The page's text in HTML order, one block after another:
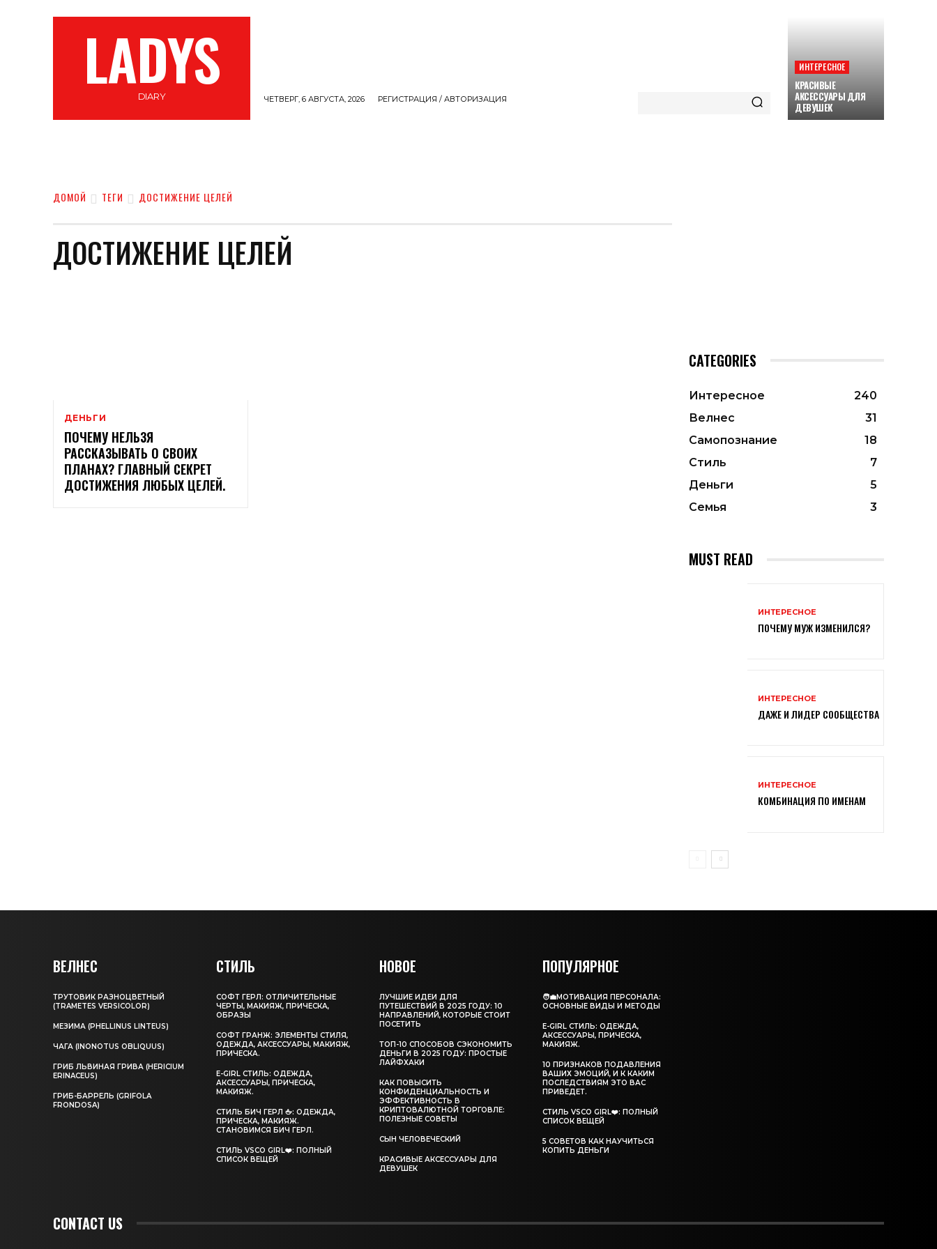
LADYS
DIARY ЧЕТВЕРГ, 6 АВГУСТА, 2026 РЕГИСТРАЦИЯ / АВТОРИЗАЦИЯ
ИНТЕРЕСНОЕ
КРАСИВЫЕ
АКСЕССУАРЫ ДЛЯ
ДЕВУШЕК
ДОМОЙ ТЕГИ ДОСТИЖЕНИЕ ЦЕЛЕЙ
ДОСТИЖЕНИЕ ЦЕЛЕЙ
ДЕНЬГИ
ПОЧЕМУ НЕЛЬЗЯ
РАССКАЗЫВАТЬ О СВОИХ
ПЛАНАХ? ГЛАВНЫЙ СЕКРЕТ
ДОСТИЖЕНИЯ ЛЮБЫХ ЦЕЛЕЙ.
CATEGORIES
Интересное
240
Велнес
31
Самопознание
18
Стиль
7
Деньги
5
Семья
3
MUST READ
ИНТЕРЕСНОЕ
ПОЧЕМУ МУЖ ИЗМЕНИЛСЯ?
ИНТЕРЕСНОЕ
ДАЖЕ И ЛИДЕР СООБЩЕСТВА
ИНТЕРЕСНОЕ
КОМБИНАЦИЯ ПО ИМЕНАМ
ВЕЛНЕС
ТРУТОВИК РАЗНОЦВЕТНЫЙ
(TRAMETES VERSICOLOR)
МЕЗИМА (PHELLINUS LINTEUS)
ЧАГА (INONOTUS OBLIQUUS)
ГРИБ ЛЬВИНАЯ ГРИВА (HERICIUM
ERINACEUS)
ГРИБ-БАРРЕЛЬ (GRIFOLA
FRONDOSA)
СТИЛЬ
СОФТ ГЕРЛ: ОТЛИЧИТЕЛЬНЫЕ
ЧЕРТЫ, МАКИЯЖ, ПРИЧЕСКА,
ОБРАЗЫ
СОФТ ГРАНЖ: ЭЛЕМЕНТЫ СТИЛЯ,
ОДЕЖДА, АКСЕССУАРЫ, МАКИЯЖ,
ПРИЧЕСКА.
E-GIRL СТИЛЬ: ОДЕЖДА,
АКСЕССУАРЫ, ПРИЧЕСКА,
МАКИЯЖ.
CТИЛЬ БИЧ ГЕРЛ 🖕: ОДЕЖДА,
ПРИЧЕСКА, МАКИЯЖ.
СТАНОВИМСЯ БИЧ ГЕРЛ.
СТИЛЬ VSCO GIRL❤️: ПОЛНЫЙ
СПИСОК ВЕЩЕЙ
НОВОЕ
ЛУЧШИЕ ИДЕИ ДЛЯ
ПУТЕШЕСТВИЙ В 2025 ГОДУ: 10
НАПРАВЛЕНИЙ, КОТОРЫЕ СТОИТ
ПОСЕТИТЬ
ТОП-10 СПОСОБОВ СЭКОНОМИТЬ
ДЕНЬГИ В 2025 ГОДУ: ПРОСТЫЕ
ЛАЙФХАКИ
КАК ПОВЫСИТЬ
КОНФИДЕНЦИАЛЬНОСТЬ И
ЭФФЕКТИВНОСТЬ В
КРИПТОВАЛЮТНОЙ ТОРГОВЛЕ:
ПОЛЕЗНЫЕ СОВЕТЫ
СЫН ЧЕЛОВЕЧЕСКИЙ
КРАСИВЫЕ АКСЕССУАРЫ ДЛЯ
ДЕВУШЕК
ПОПУЛЯРНОЕ
🧑‍💼МОТИВАЦИЯ ПЕРСОНАЛА:
ОСНОВНЫЕ ВИДЫ И МЕТОДЫ
E-GIRL СТИЛЬ: ОДЕЖДА,
АКСЕССУАРЫ, ПРИЧЕСКА,
МАКИЯЖ.
10 ПРИЗНАКОВ ПОДАВЛЕНИЯ
ВАШИХ ЭМОЦИЙ, И К КАКИМ
ПОСЛЕДСТВИЯМ ЭТО ВАС
ПРИВЕДЕТ.
СТИЛЬ VSCO GIRL❤️: ПОЛНЫЙ
СПИСОК ВЕЩЕЙ
5 СОВЕТОВ КАК НАУЧИТЬСЯ
КОПИТЬ ДЕНЬГИ
CONTACT US